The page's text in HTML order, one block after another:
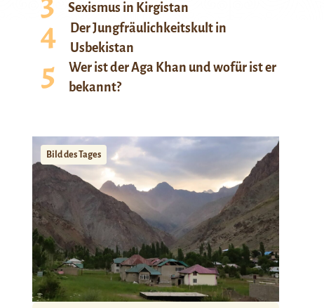
Sexismus in Kirgistan
Der Jungfräulichkeitskult in
Usbekistan
Wer ist der Aga Khan und wofür ist er
bekannt?
Bild des Tages